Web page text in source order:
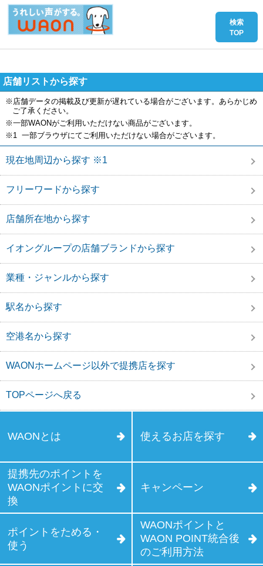
店舗リストから探す
※店舗データの掲載及び更新が遅れている場合がございます。あらかじめ
ご了承ください。
※一部WAONがご利用いただけない商品がございます。
※1 一部ブラウザにてご利用いただけない場合がございます。
現在地周辺から探す ※1
フリーワードから探す
店舗所在地から探す
イオングループの店舗ブランドから探す
業種・ジャンルから探す
駅名から探す
空港名から探す
WAONホームページ以外で提携店を探す
TOPページへ戻る